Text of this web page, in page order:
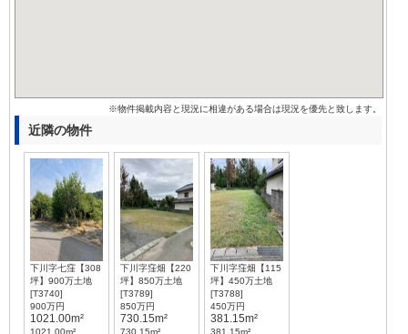
※物件掲載内容と現況に相違がある場合は現況を優先と致します。
近隣の物件
下川字七窪【308
坪】900万土地
[T3740]
900万円
1021.00m²
1021.00m²
下川字窪畑【220
坪】850万土地
[T3789]
850万円
730.15m²
730.15m²
下川字窪畑【115
坪】450万土地
[T3788]
450万円
381.15m²
381.15m²